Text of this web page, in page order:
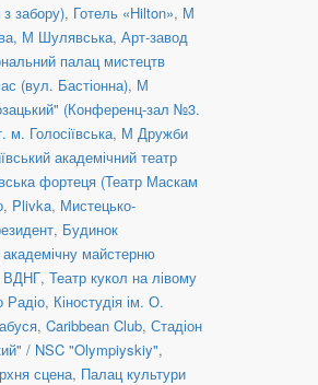
забору), Готель «Hilton», М
, М Шулявська, Арт-завод
палац мистецтв
(вул. Бастіонна), М
(Конференц-зал №3.
м. Голосіївська, М Дружби
академічний театр
фортеця (Театр Маскам
, Plivka, Мистецько-
, Будинок
академічну майстерню
ВДНГ, Театр кукол на лівому
Радіо, Кіностудія ім. О.
, Caribbean Club, Стадіон
/ NSC "Olympiyskiy",
сцена, Палац культури